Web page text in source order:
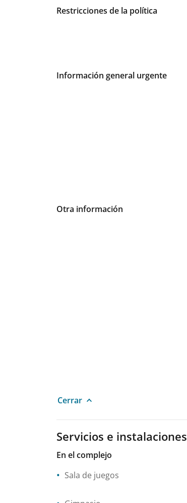
Tarifas e información urgente
Restricciones de la política
Información general urgente
Otra información
Cerrar
Servicios e instalaciones
En el complejo
Sala de juegos